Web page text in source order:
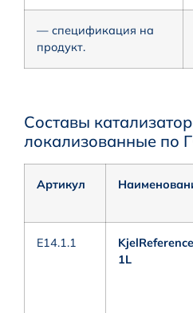
— спецификация на
продукт.
Составы
локализованные по
Артикул
E14.1.1
1L